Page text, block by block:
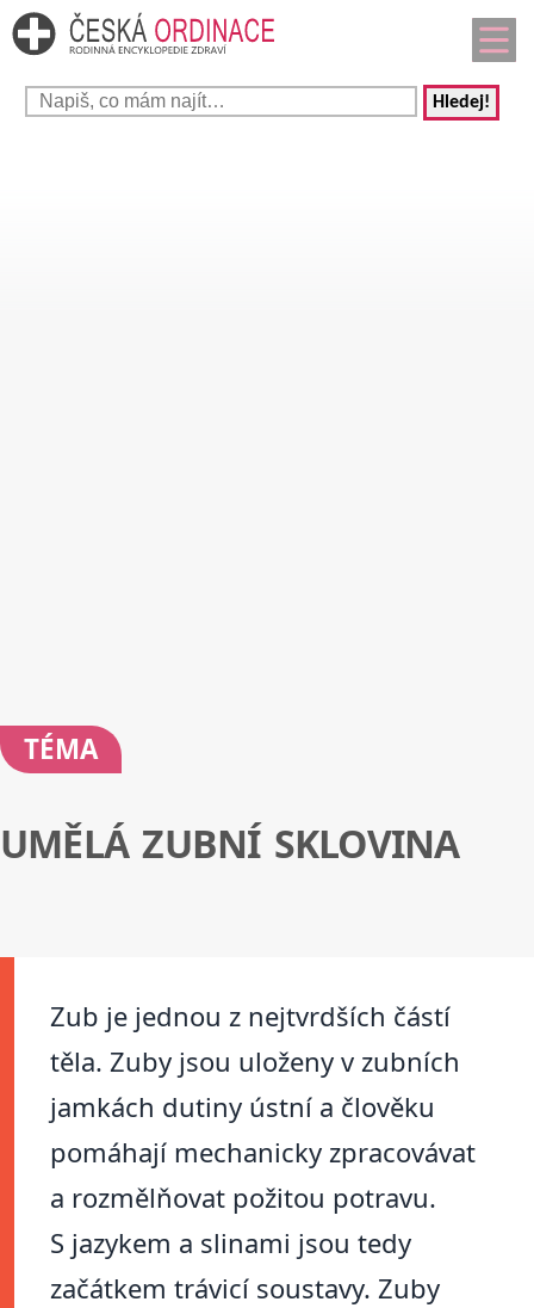
Hledej!
TÉMA
UMĚLÁ ZUBNÍ SKLOVINA
Zub je jednou z nejtvrdších částí
těla. Zuby jsou uloženy v zubních
jamkách dutiny ústní a člověku
pomáhají mechanicky zpracovávat
a rozmělňovat požitou potravu.
S jazykem a slinami jsou tedy
začátkem trávicí soustavy. Zuby